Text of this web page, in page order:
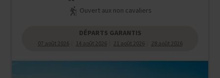
Ouvert aux non cavaliers
DÉPARTS GARANTIS
07 août 2026 14 août 2026 21 août 2026 28 août 2026